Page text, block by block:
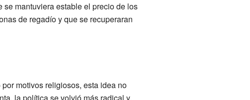
mantuviera estable el precio de los
de regadío y que se recuperaran
motivos religiosos, esta idea no